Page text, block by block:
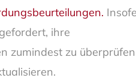
ihre
zumindest zu überprüfen